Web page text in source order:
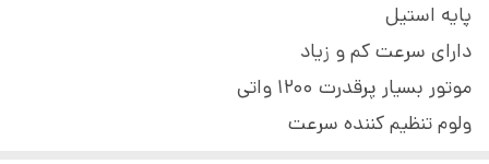
پایه استیل
دارای سرعت کم و زیاد
موتور بسیار پرقدرت 1200 واتی
ولوم تنظیم کننده سرعت